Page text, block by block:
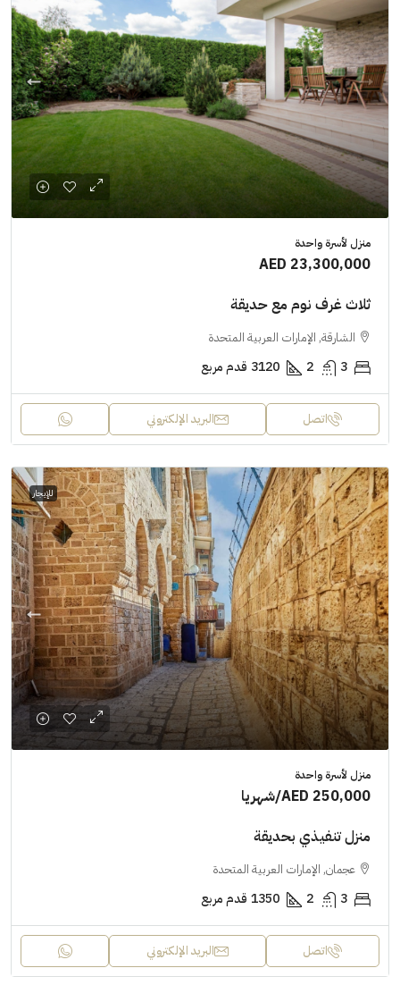
منزل لأسرة واحدة
AED 23,300,000
ثلاث غرف نوم مع حديقة
الشارقة, الإمارات العربية المتحدة
3
2
3120 قدم مربع
اتصل البريد الإلكتروني
للإيجار
منزل لأسرة واحدة
AED 250,000/شهريا
منزل تنفيذي بحديقة
عجمان, الإمارات العربية المتحدة
3
2
1350 قدم مربع
اتصل البريد الإلكتروني